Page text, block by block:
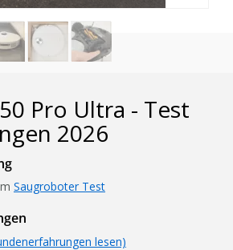
Pro Ultra - Test
2026
Saugroboter Test
lesen)